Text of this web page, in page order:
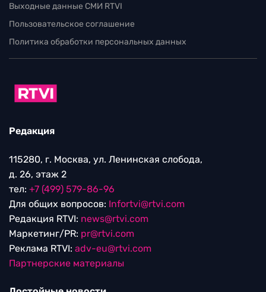
Выходные данные СМИ RTVI
Пользовательское соглашение
Политика обработки персональных данных
Редакция
115280, г. Москва, ул. Ленинская слобода,
д. 26, этаж 2
тел: +7 (499) 579-86-96
Для общих вопросов: Infortvi@rtvi.com
Редакция RTVI: news@rtvi.com
Маркетинг/PR: pr@rtvi.com
Реклама RTVI: adv-eu@rtvi.com
Партнерские материалы